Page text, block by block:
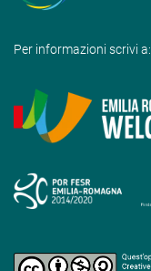
Per informazioni scrivi a: